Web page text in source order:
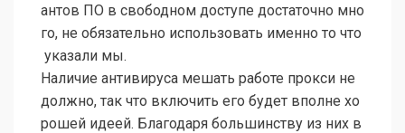
антов ПО в свободном доступе достаточно мно
го, не обязательно использовать именно то что
указали мы.
Наличие антивируса мешать работе прокси не
должно, так что включить его будет вполне хо
рошей идеей. Благодаря большинству из них в